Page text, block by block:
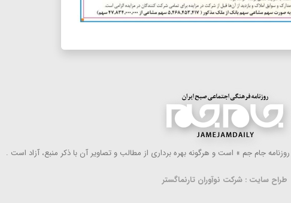
جام جم » است و هرگونه بهره ‌برداری از مطالب و تصاویر آن با ذكر منبع، آزاد است .
طراح سایت : شرکت نوآوران تارنماگستر